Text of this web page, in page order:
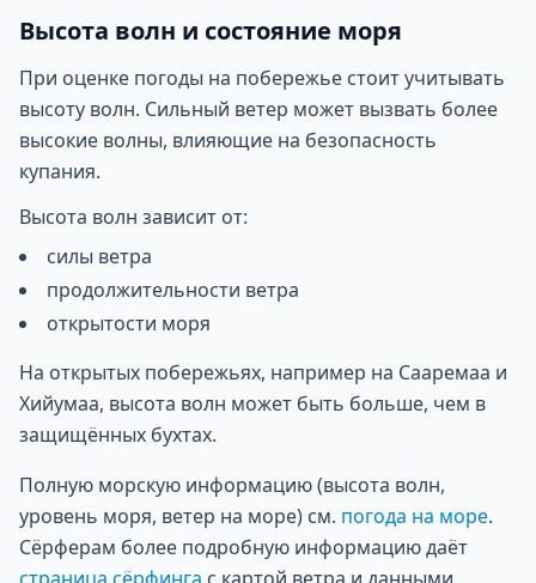
Высота волн и состояние моря
При оценке погоды на побережье стоит учитывать
высоту волн. Сильный ветер может вызвать более
высокие волны, влияющие на безопасность
купания.
Высота волн зависит от:
силы ветра
продолжительности ветра
открытости моря
На открытых побережьях, например на Сааремаа и
Хийумаа, высота волн может быть больше, чем в
защищённых бухтах.
Полную морскую информацию (высота волн,
уровень моря, ветер на море) см. погода на море.
Сёрферам более подробную информацию даёт